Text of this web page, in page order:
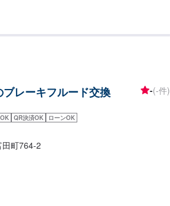
レーキフルード交換 -(-件)
QR決済OK ローンOK
町764-2